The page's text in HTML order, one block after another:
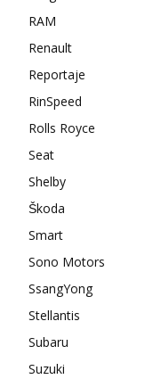
RAM
Renault
Reportaje
RinSpeed
Rolls Royce
Seat
Shelby
Škoda
Smart
Sono Motors
SsangYong
Stellantis
Subaru
Suzuki